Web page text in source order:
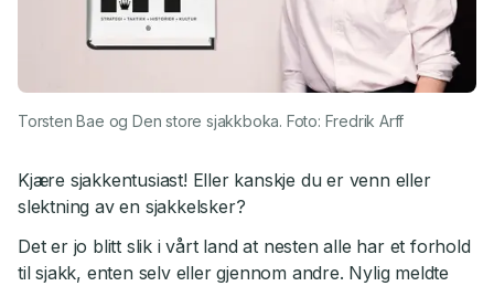
Torsten Bae og Den store sjakkboka. Foto: Fredrik Arff
Kjære sjakkentusiast! Eller kanskje du er venn eller
slektning av en sjakkelsker?
Det er jo blitt slik i vårt land at nesten alle har et forhold
til sjakk, enten selv eller gjennom andre. Nylig meldte